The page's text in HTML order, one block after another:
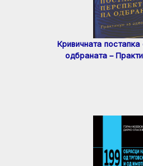
Кривичната
одбраната –